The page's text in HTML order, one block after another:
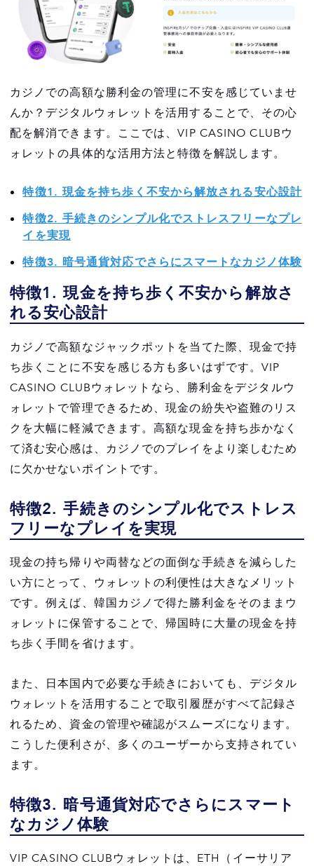
カジノでの高額な勝利金の管理に不安を感じていませ
んか？デジタルウォレットを活用することで、その心
配を解消できます。ここでは、VIP CASINO CLUBウ
ォレットの具体的な活用方法と特徴を解説します。
特徴1. 現金を持ち歩く不安から解放される安心設計
特徴2. 手続きのシンプル化でストレスフリーなプレ
イを実現
特徴3. 暗号通貨対応でさらにスマートなカジノ体験
特徴1. 現金を持ち歩く不安から解放さ
れる安心設計
カジノで高額なジャックポットを当てた際、現金で持
ち歩くことに不安を感じる方も多いはずです。VIP
CASINO CLUBウォレットなら、勝利金をデジタルウ
ォレットで管理できるため、現金の紛失や盗難のリス
クを大幅に軽減できます。高額な現金を持ち歩かなく
て済む安心感は、カジノでのプレイをより楽しむため
に欠かせないポイントです。
特徴2. 手続きのシンプル化でストレス
フリーなプレイを実現
現金の持ち帰りや両替などの面倒な手続きを減らした
い方にとって、ウォレットの利便性は大きなメリット
です。例えば、韓国カジノで得た勝利金をそのままウ
ォレットに保管することで、帰国時に大量の現金を持
ち歩く手間を省けます。
また、日本国内で必要な手続きにおいても、デジタル
ウォレットを活用することで取引履歴がすべて記録さ
れるため、資金の管理や確認がスムーズになります。
こうした便利さが、多くのユーザーから支持されてい
ます。
特徴3. 暗号通貨対応でさらにスマート
なカジノ体験
VIP CASINO CLUBウォレットは、ETH（イーサリア